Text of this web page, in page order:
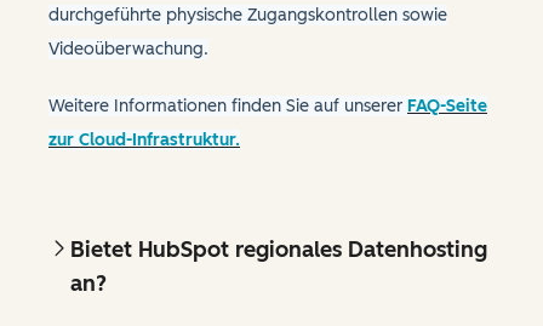
durchgeführte physische Zugangskontrollen sowie
Videoüberwachung.
Weitere Informationen finden Sie auf unserer FAQ-Seite
zur Cloud-Infrastruktur.
Bietet HubSpot regionales Datenhosting
an?